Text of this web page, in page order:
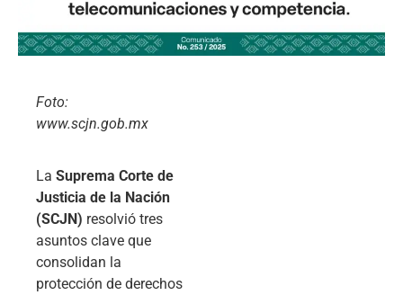
Foto:
www.scjn.gob.mx
La Suprema Corte de
Justicia de la Nación
(SCJN) resolvió tres
asuntos clave que
consolidan la
protección de derechos